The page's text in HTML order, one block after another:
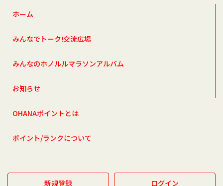
ホーム
みんなでトーク!交流広場
みんなのホノルルマラソンアルバム
お知らせ
OHANAポイントとは
ポイント/ランクについて
新規登録 ログイン